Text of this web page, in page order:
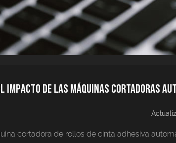
impacto de las máquinas cortadoras
cortadora de rollos de cinta adhesiva